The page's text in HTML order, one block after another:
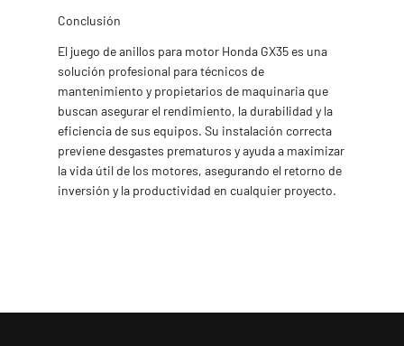
Conclusión
El juego de anillos para motor Honda GX35 es una
solución profesional para técnicos de
mantenimiento y propietarios de maquinaria que
buscan asegurar el rendimiento, la durabilidad y la
eficiencia de sus equipos. Su instalación correcta
previene desgastes prematuros y ayuda a maximizar
la vida útil de los motores, asegurando el retorno de
inversión y la productividad en cualquier proyecto.